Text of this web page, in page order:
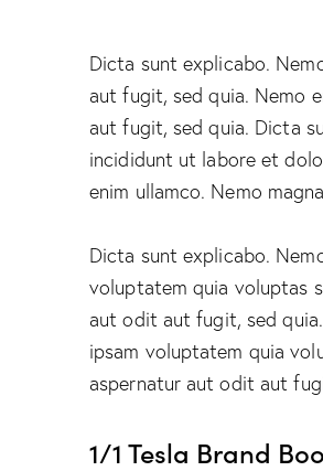
Dicta sunt explicabo.
aut fugit, sed quia. Nemo
aut fugit, sed quia. Dicta
incididunt ut labore et
enim ullamco. Nemo
Dicta sunt explicabo.
voluptatem quia voluptas
aut odit aut fugit, sed
ipsam voluptatem quia
aspernatur aut odit aut
1/1 Tesla Brand